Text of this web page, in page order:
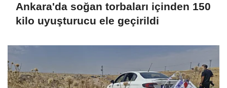
Ankara'da soğan torbaları içinden 150
kilo uyuşturucu ele geçirildi